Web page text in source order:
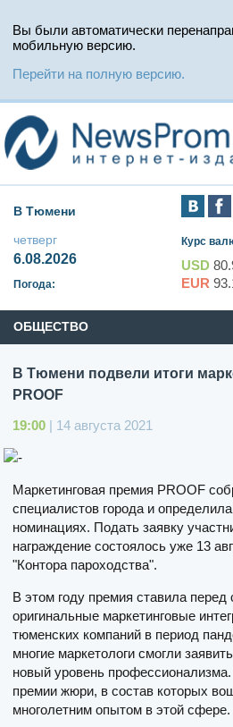
Вы были автоматически
мобильную версию.
Перейти на полную версию.
В Тюмени
четверг
6.08.2026
Погода:
Курс
USD
EUR
ОБЩЕСТВО
В Тюмени подвели итоги
PROOF
19:00 | 14 августа 2021
Маркетинговая премия PROOF
специалистов города и
номинациях. Подать заявку
награждение состоялось уже 13
"Контора пароходства".
В этом году премия ставила перед
оригинальные маркетинговые
тюменских компаний в период
многие маркетологи смогли
новый уровень
премии жюри, в состав которых
многолетним опытом в этой сфере.